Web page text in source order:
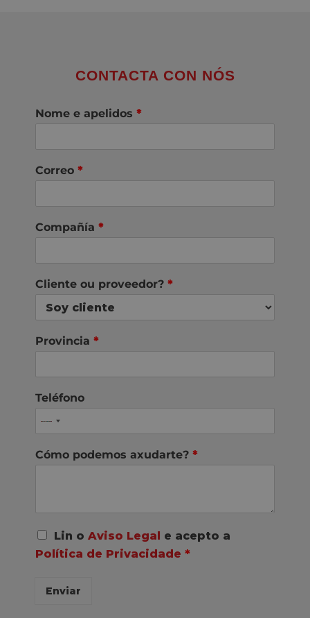
CONTACTA CON NÓS
Nome e apelidos *
Correo *
Compañía *
Cliente ou proveedor? *
Provincia *
Teléfono
Cómo podemos axudarte? *
A
c
o
Lin o Aviso Legal
e acepto a
Política de Privacidade *
Enviar